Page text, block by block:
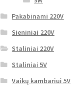
Pakabinami 220V
Sieniniai 220V
Staliniai 220V
Staliniai 5V
Vaikų kambariui 5V